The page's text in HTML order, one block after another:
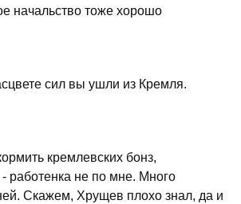
начальство тоже хорошо
сил вы ушли из Кремля.
кремлевских бонз,
работенка не по мне. Много
Скажем, Хрущев плохо знал, да и